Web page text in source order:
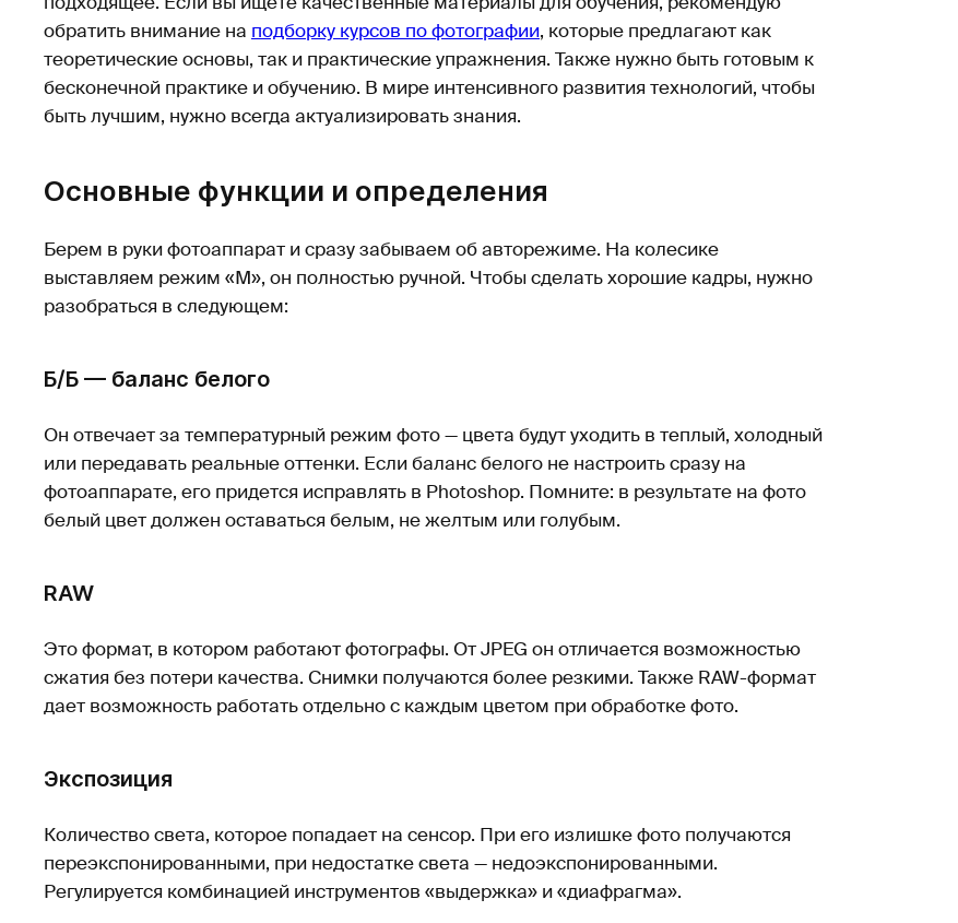
обратить внимание на подборку курсов по фотографии, которые предлагают как
теоретические основы, так и практические упражнения. Также нужно быть готовым к
бесконечной практике и обучению. В мире интенсивного развития технологий, чтобы
быть лучшим, нужно всегда актуализировать знания.
Основные функции и определения
Берем в руки фотоаппарат и сразу забываем об авторежиме. На колесике
выставляем режим «М», он полностью ручной. Чтобы сделать хорошие кадры, нужно
разобраться в следующем:
Б/Б — баланс белого
Он отвечает за температурный режим фото — цвета будут уходить в теплый, холодный
или передавать реальные оттенки. Если баланс белого не настроить сразу на
фотоаппарате, его придется исправлять в Photoshop. Помните: в результате на фото
белый цвет должен оставаться белым, не желтым или голубым.
RAW
Это формат, в котором работают фотографы. От JPEG он отличается возможностью
сжатия без потери качества. Снимки получаются более резкими. Также RAW-формат
дает возможность работать отдельно с каждым цветом при обработке фото.
Экспозиция
Количество света, которое попадает на сенсор. При его излишке фото получаются
переэкспонированными, при недостатке света — недоэкспонированными.
Регулируется комбинацией инструментов «выдержка» и «диафрагма».